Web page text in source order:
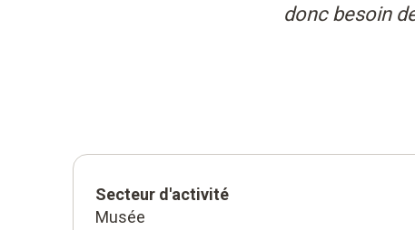
donc besoin
Secteur d'activité
Musée